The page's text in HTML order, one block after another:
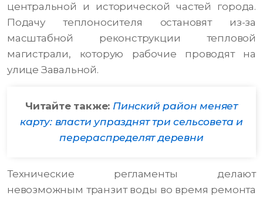
центральной и исторической частей города.
Подачу теплоносителя остановят из-за
масштабной реконструкции тепловой
магистрали, которую рабочие проводят на
улице Завальной.
Читайте также: Пинский район меняет
карту: власти упразднят три сельсовета и
перераспределят деревни
Технические регламенты делают
невозможным транзит воды во время ремонта